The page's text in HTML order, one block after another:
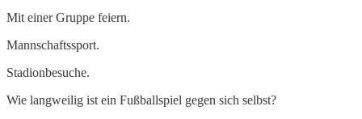
Mit einer Gruppe feiern.
Mannschaftssport.
Stadionbesuche.
Wie langweilig ist ein Fußballspiel gegen sich selbst?